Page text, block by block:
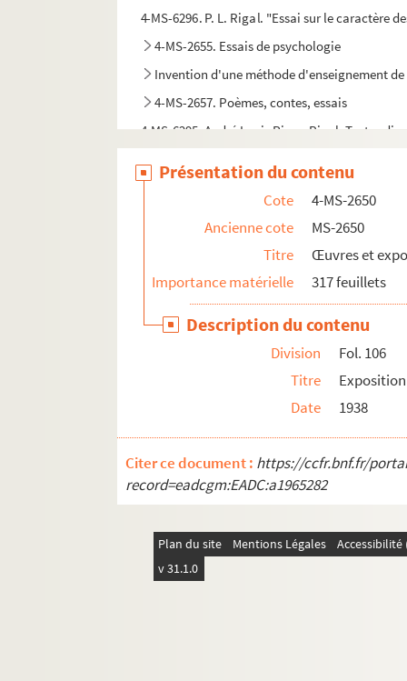
4-MS-6296. P. L. Rigal. "Essai sur le caractère
4-MS-2655. Essais de psychologie
Invention d'une méthode d'enseignement
4-MS-2657. Poèmes, contes, essais
4-MS-6295. André Louis Pierre Rigal. Textes
4-MS-2659. Fragments de brouillons, notes
Présentation du contenu
Cote
4-MS-2650
Ancienne cote
MS-2650
Titre
Œuvres et
Importance matérielle
317 feuillets
Description du contenu
Division
Fol. 106
Titre
Date
1938
Citer ce document : https://ccfr.bnf.fr/
record=eadcgm:EADC:a1965282
Plan du site Mentions Légales
v 31.1.0